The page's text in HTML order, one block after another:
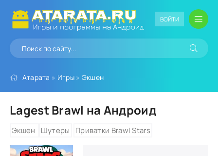
ВОЙТИ
Атарата » Игры» Экшен
Lagest Brawl на Андроид
Экшен Шутеры Приватки Brawl Stars